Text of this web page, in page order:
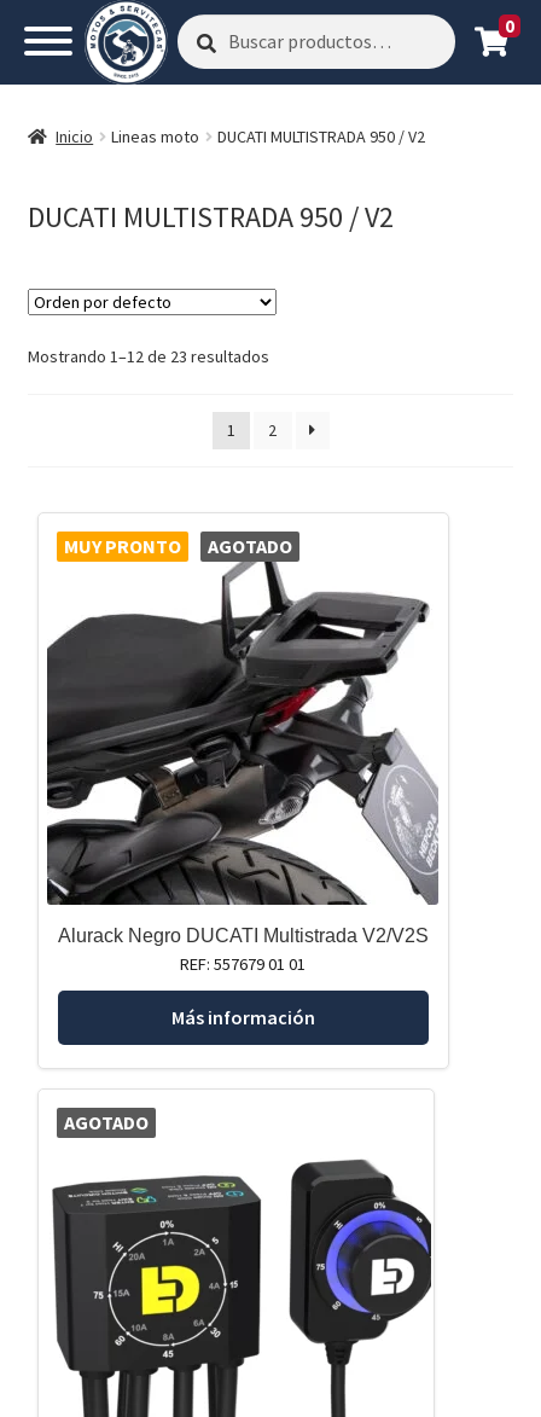
Buscar
por:
Buscar 0
Inicio Lineas moto DUCATI MULTISTRADA 950 / V2
DUCATI MULTISTRADA 950 / V2
Mostrando 1–12 de 23 resultados
1 2
MUY PRONTO AGOTADO
Alurack Negro DUCATI Multistrada V2/V2S
REF: 557679 01 01
Más información
AGOTADO